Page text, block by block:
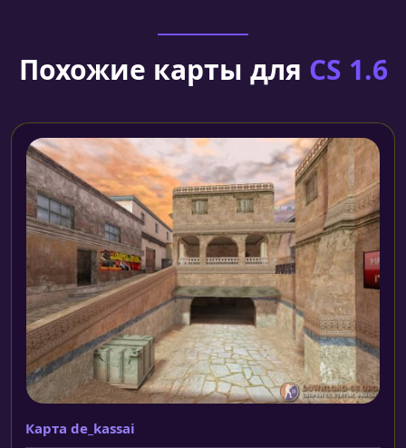
Похожие карты для CS 1.6
Карта de_kassai